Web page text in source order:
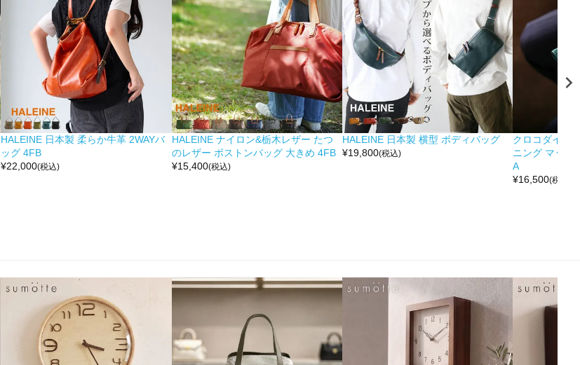
HALEINE 日本製 柔らか牛革 2WAYバ
ッグ 4FB
¥22,000(税込)
HALEINE ナイロン&栃木レザー たつ
のレザー ボストンバッグ 大きめ 4FB
¥15,400(税込)
HALEINE 日本製 横型 ボディバッグ
¥19,800(税込)
クロコダイル
ニング マット
A
¥16,500(税込)